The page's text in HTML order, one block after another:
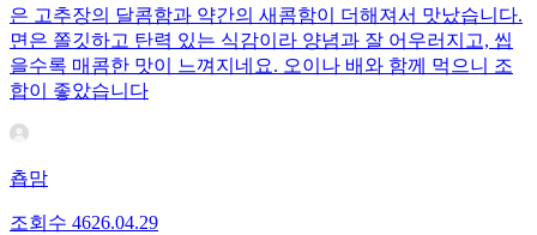
은 고추장의 달콤함과 약간의 새콤함이 더해져서 맛났습니다.
면은 쫄깃하고 탄력 있는 식감이라 양념과 잘 어우러지고, 씹
을수록 매콤한 맛이 느껴지네요. 오이나 배와 함께 먹으니 조
합이 좋았습니다
춉맘
조회수 4626.04.29